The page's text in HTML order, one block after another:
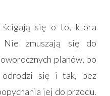
się o to, która
Nie zmuszają się do
planów, bo
się i tak, bez
jej do przodu.